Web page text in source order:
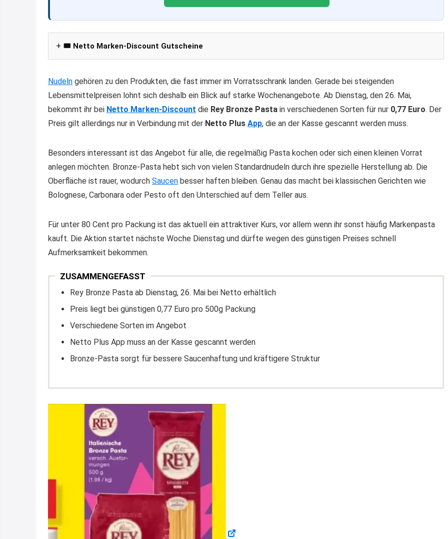
🎟️ Netto Marken-Discount Gutscheine
Nudeln gehören zu den Produkten, die fast immer im Vorratsschrank landen. Gerade bei steigenden
Lebensmittelpreisen lohnt sich deshalb ein Blick auf starke Wochenangebote. Ab Dienstag, den 26. Mai,
bekommt ihr bei Netto Marken-Discount die Rey Bronze Pasta in verschiedenen Sorten für nur 0,77 Euro. Der
Preis gilt allerdings nur in Verbindung mit der Netto Plus App, die an der Kasse gescannt werden muss.
Besonders interessant ist das Angebot für alle, die regelmäßig Pasta kochen oder sich einen kleinen Vorrat
anlegen möchten. Bronze-Pasta hebt sich von vielen Standardnudeln durch ihre spezielle Herstellung ab. Die
Oberfläche ist rauer, wodurch Saucen besser haften bleiben. Genau das macht bei klassischen Gerichten wie
Bolognese, Carbonara oder Pesto oft den Unterschied auf dem Teller aus.
Für unter 80 Cent pro Packung ist das aktuell ein attraktiver Kurs, vor allem wenn ihr sonst häufig Markenpasta
kauft. Die Aktion startet nächste Woche Dienstag und dürfte wegen des günstigen Preises schnell
Aufmerksamkeit bekommen.
ZUSAMMENGEFASST
Rey Bronze Pasta ab Dienstag, 26. Mai bei Netto erhältlich
Preis liegt bei günstigen 0,77 Euro pro 500g Packung
Verschiedene Sorten im Angebot
Netto Plus App muss an der Kasse gescannt werden
Bronze-Pasta sorgt für bessere Saucenhaftung und kräftigere Struktur